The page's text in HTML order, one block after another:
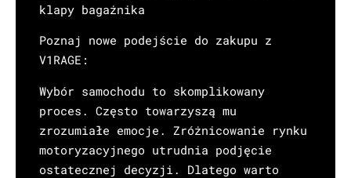
klapy bagażnika
Poznaj nowe podejście do zakupu z
V1RAGE:
Wybór samochodu to skomplikowany
proces. Często towarzyszą mu
zrozumiałe emocje. Zróżnicowanie rynku
motoryzacyjnego utrudnia podjęcie
ostatecznej decyzji. Dlatego warto